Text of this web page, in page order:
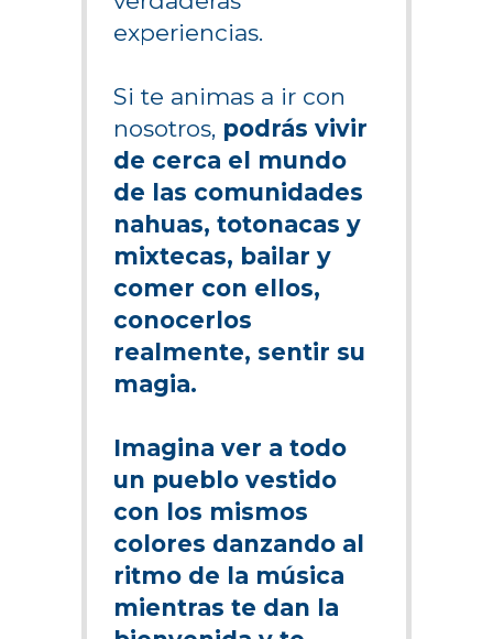
experiencias.
Si te animas a ir con
nosotros, podrás vivir
de cerca el mundo
de las comunidades
nahuas, totonacas y
mixtecas, bailar y
comer con ellos,
conocerlos
realmente, sentir su
magia.
Imagina ver a todo
un pueblo vestido
con los mismos
colores danzando al
ritmo de la música
mientras te dan la